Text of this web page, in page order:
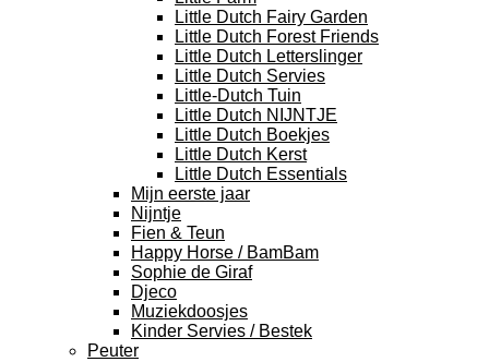
Little Dutch Fairy Garden
Little Dutch Forest Friends
Little Dutch Letterslinger
Little Dutch Servies
Little-Dutch Tuin
Little Dutch NIJNTJE
Little Dutch Boekjes
Little Dutch Kerst
Little Dutch Essentials
Mijn eerste jaar
Nijntje
Fien & Teun
Happy Horse / BamBam
Sophie de Giraf
Djeco
Muziekdoosjes
Kinder Servies / Bestek
Peuter